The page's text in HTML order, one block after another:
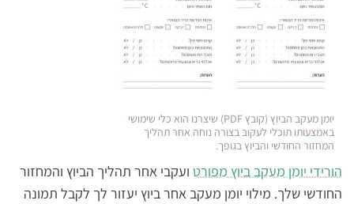
יומן מעקב הביוץ (קובץ PDF) שיצרנו הוא כלי שימושי
באמצעותו תוכלי לעקוב בצורה נוחה אחר תהליך
המחזור החודשי והביוץ בגופך.
הורידי יומן מעקב ביוץ מפורט ועקבי אחר תהליך הביוץ והמחזור
החודשי שלך. מילוי יומן מעקב אחר ביוץ יעזור לך לקבל תמונה